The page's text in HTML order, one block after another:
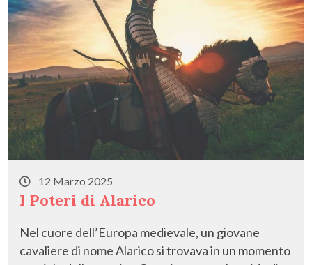
12 Marzo 2025
I Poteri di Alarico
Nel cuore dell’Europa medievale, un giovane
cavaliere di nome Alarico si trovava in un momento